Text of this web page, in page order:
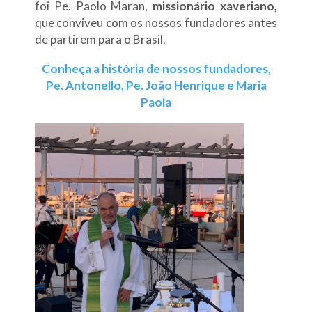
foi Pe. Paolo Maran, missionário xaveriano,
que conviveu com os nossos fundadores antes
de partirem para o Brasil.
Conheça a história de nossos fundadores,
Pe. Antonello, Pe. João Henrique e Maria
Paola